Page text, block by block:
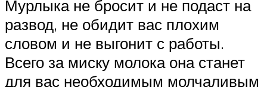
Мурлыка не бросит и не подаст на
развод, не обидит вас плохим
словом и не выгонит с работы.
Всего за миску молока она станет
для вас необходимым молчаливым